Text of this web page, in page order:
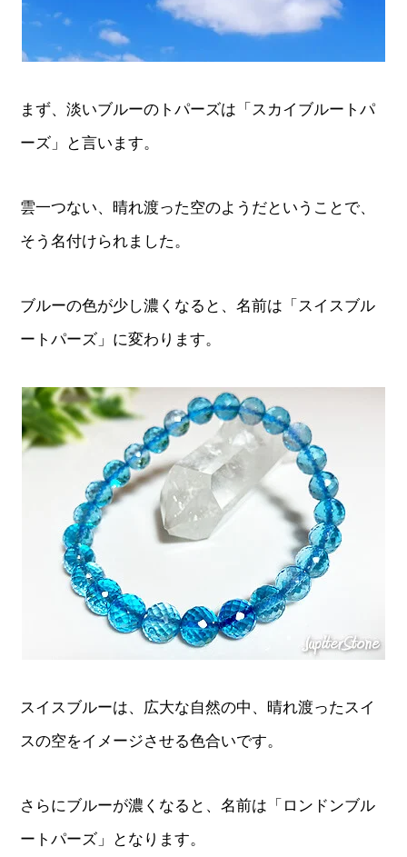
まず、淡いブルーのトパーズは「スカイブルートパ
ーズ」と言います。
雲一つない、晴れ渡った空のようだということで、
そう名付けられました。
ブルーの色が少し濃くなると、名前は「スイスブル
ートパーズ」に変わります。
スイスブルーは、広大な自然の中、晴れ渡ったスイ
スの空をイメージさせる色合いです。
さらにブルーが濃くなると、名前は「ロンドンブル
ートパーズ」となります。